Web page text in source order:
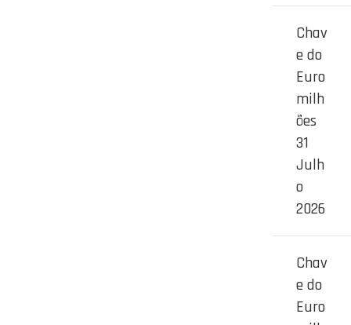
Chav
e do
Euro
milh
ões
31
Julh
o
2026
Chav
e do
Euro